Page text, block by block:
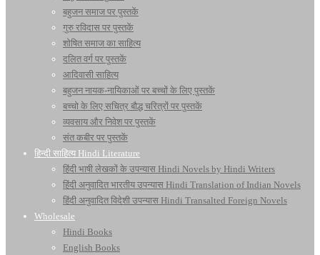
बहुजन समाज पर पुस्तकें
गुरु रविदास पर पुस्तकें
शोषित समाज का साहित्य
दलित वर्ग पर पुस्तकें
आदिवासी साहित्य
बहुजन नायक-नायिकाओं पर बच्चों के लिए पुस्तकें
बच्चो के लिए सचित्र बौद्ध चरित्रों पर पुस्तकें
व्यवसाय और निवेश पर पुस्तकें
संत कबीर पर पुस्तकें
हिन्दी साहित्य Hindi Literature
हिंदी भाषी लेखकों के उपन्यास Hindi Novels by Hindi Writers
हिंदी अनुवादित भारतीय उपन्यास Hindi Translation of Indian Novels
हिंदी अनुवादित विदेशी उपन्यास Hindi Transalted Foreign Novels
Wholesale
Hindi Books
English Books